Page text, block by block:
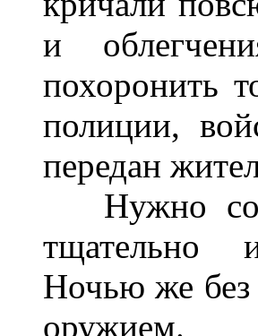
и
похоронить
полиции,
передан
Нужно
тщательно
Ночью же без
оружием.